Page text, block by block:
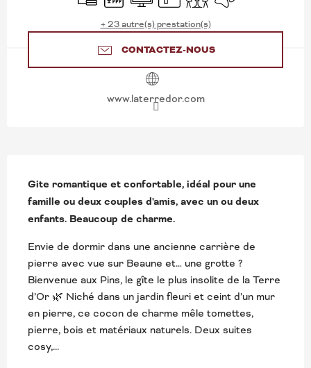
+ 23 autre(s) prestation(s)
CONTACTEZ-NOUS
www.laterredor.com
DESCRIPTION
Gite romantique et confortable, idéal pour une
famille ou deux couples d'amis, avec un ou deux
enfants. Beaucoup de charme.
Envie de dormir dans une ancienne carrière de
pierre avec vue sur Beaune et… une grotte ?
Bienvenue aux Pins, le gîte le plus insolite de la Terre
d’Or 🌿 Niché dans un jardin fleuri et ceint d’un mur
en pierre, ce cocon de charme mêle tomettes,
pierre, bois et matériaux naturels. Deux suites
cosy,...